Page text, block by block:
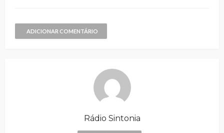
ADICIONAR COMENTÁRIO
Rádio Sintonia